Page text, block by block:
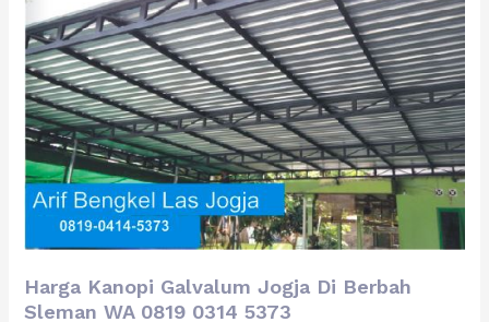
Harga Kanopi Galvalum Jogja Di Berbah
Sleman WA 0819 0314 5373
Galvalum
Jogja
Di
Berbah
Sleman
WA
0819